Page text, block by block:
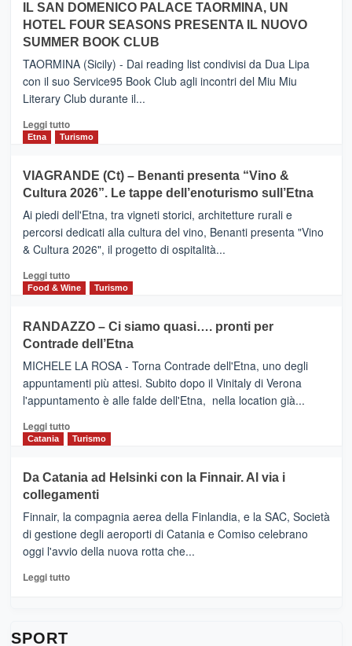
da
Neos
PIEDIMONTE
ETNEO
–
Meta
turistica
privilegiata
secondo
dati
di
Anche
la
Alcantara
nei
primi
nella
classifica
IL SAN DOMENICO PALACE TAORMINA, UN
HOTEL FOUR SEASONS PRESENTA IL NUOVO
SUMMER BOOK CLUB
TAORMINA (Sicily) - Dai reading list condivisi da Dua Lipa
con il suo Service95 Book Club agli incontri del Miu Miu
Literary Club durante il...
Leggi tuttoLeggi
di
IL
SAN
DOMENICO
PALACE
TAORMINA,
UN
HOTEL
FOUR
IL
NUOVO
SUMMER
CLUB
Etna Turismo
VIAGRANDE (Ct) – Benanti presenta “Vino &
Cultura 2026”. Le tappe dell’enoturismo sull’Etna
Ai piedi dell'Etna, tra vigneti storici, architetture rurali e
percorsi dedicati alla cultura del vino, Benanti presenta "Vino
& Cultura 2026", il progetto di ospitalità...
Leggi tuttoLeggi
di
VIAGRANDE
(Ct)
–
Benanti
presenta
“Vino
&
Cultura
tappe
dell’enoturismo
Food & Wine Turismo
RANDAZZO – Ci siamo quasi…. pronti per
Contrade dell’Etna
MICHELE LA ROSA - Torna Contrade dell'Etna, uno degli
appuntamenti più attesi. Subito dopo il Vinitaly di Verona
l'appuntamento è alle falde dell'Etna, nella location già...
Leggi tuttoLeggi
di
RANDAZZO
–
Ci
siamo
quasi….
pronti
per
Catania Turismo
Da Catania ad Helsinki con la Finnair. Al via i
collegamenti
Finnair, la compagnia aerea della Finlandia, e la SAC, Società
di gestione degli aeroporti di Catania e Comiso celebrano
oggi l'avvio della nuova rotta che...
Leggi tuttoLeggi
SPORT